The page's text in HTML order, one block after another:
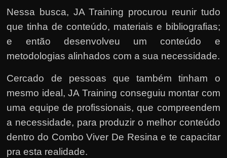
Nessa busca, JA Training procurou reunir tudo
que tinha de conteúdo, materiais e bibliografias;
e então desenvolveu um conteúdo e
metodologias alinhados com a sua necessidade.
Cercado de pessoas que também tinham o
mesmo ideal, JA Training conseguiu montar com
uma equipe de profissionais, que compreendem
a necessidade, para produzir o melhor conteúdo
dentro do Combo Viver De Resina e te capacitar
pra esta realidade.